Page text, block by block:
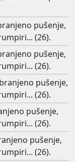
pušenje,
(26).
pušenje,
(26).
pušenje,
(26).
pušenje,
(26).
pušenje,
(26).